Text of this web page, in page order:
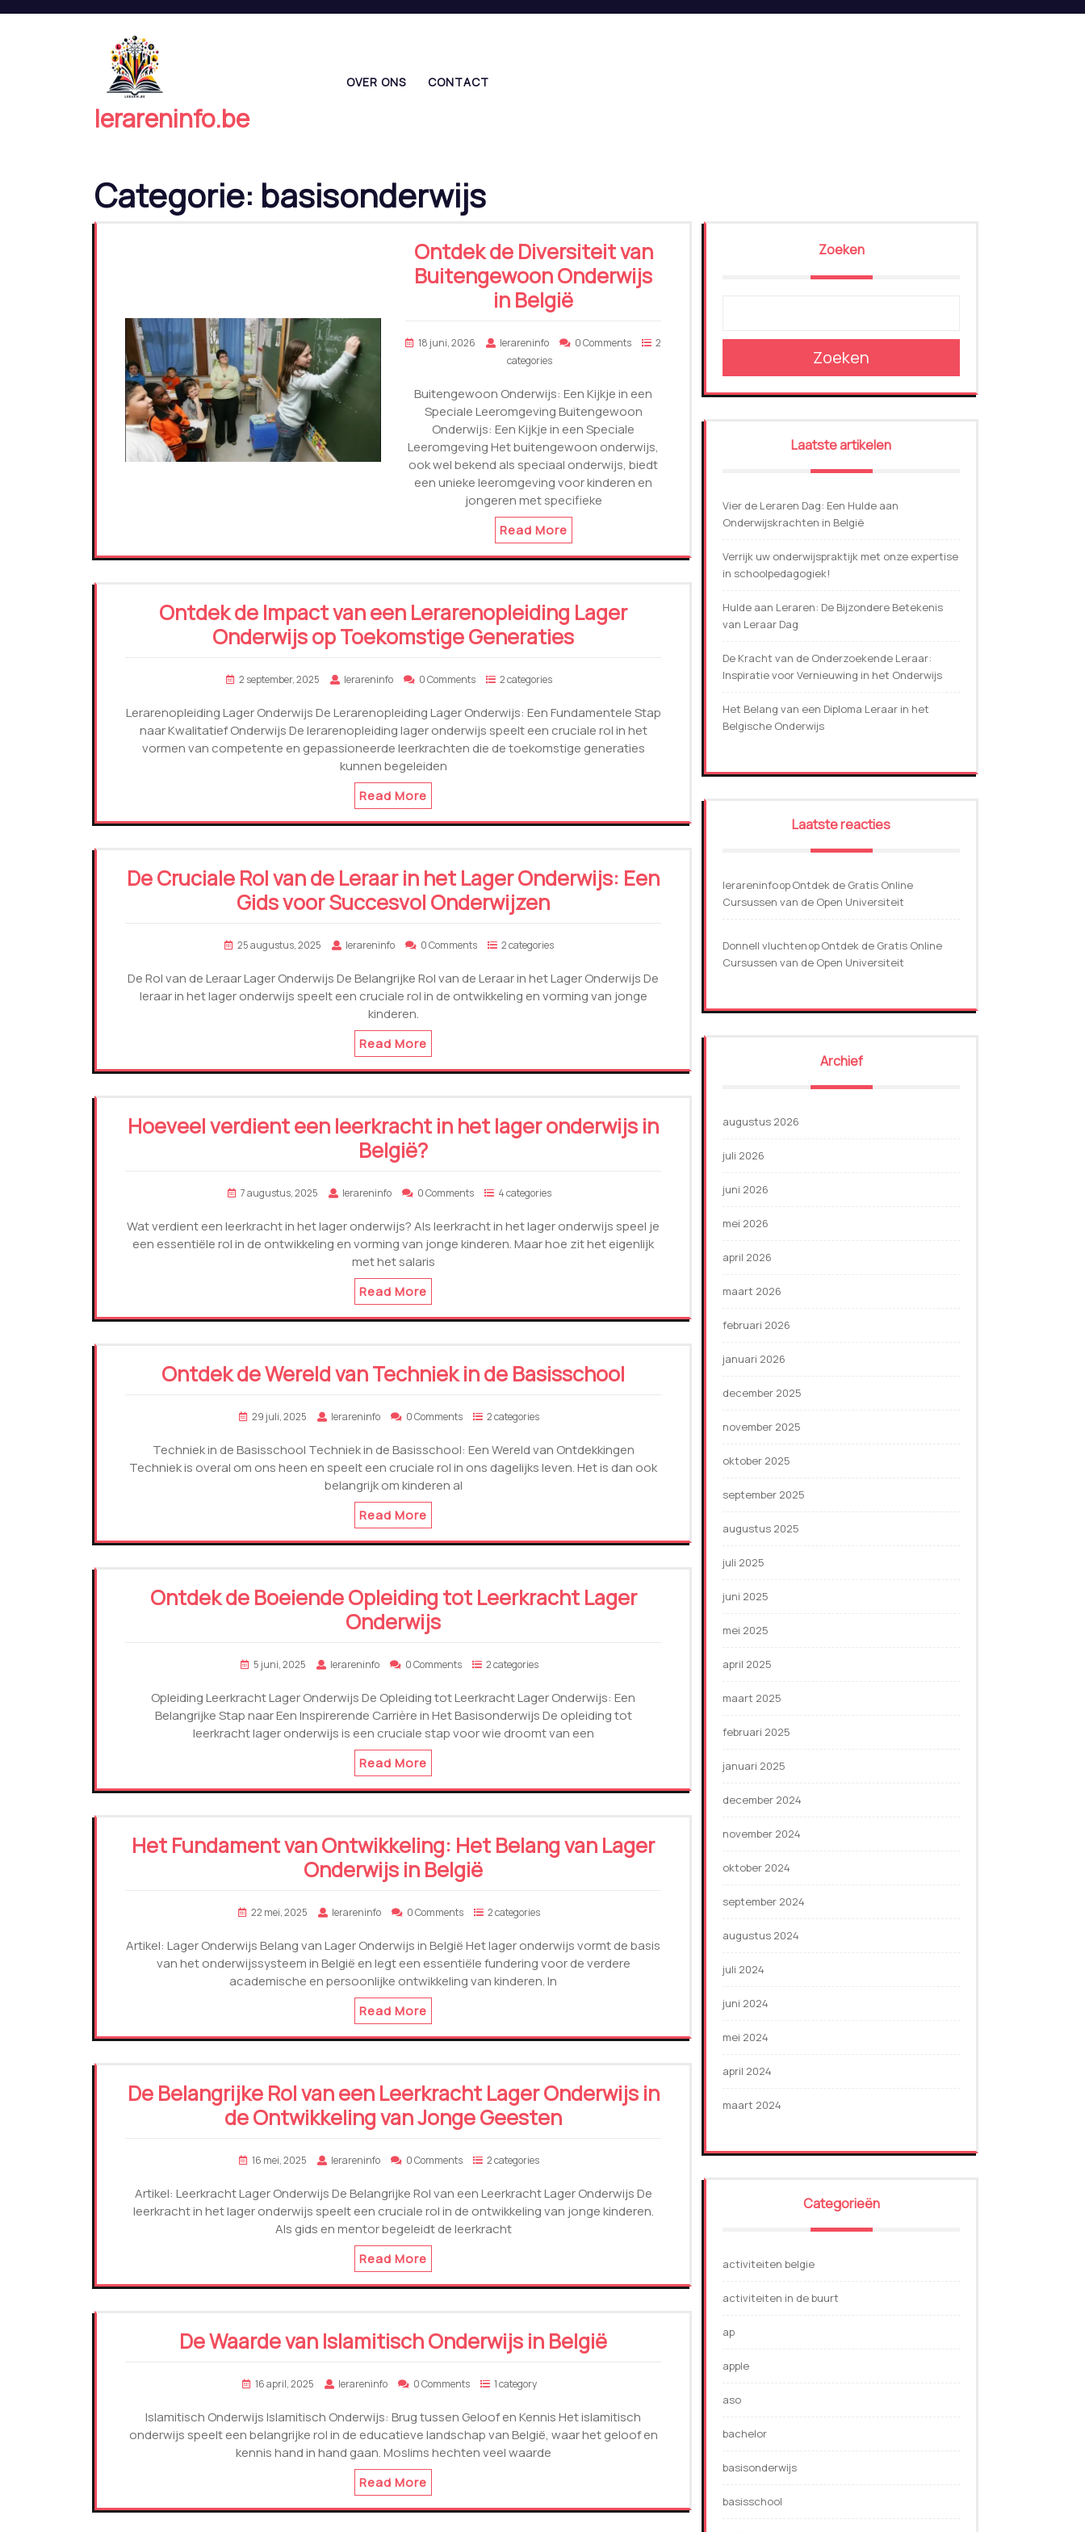
lerareninfo.be
OVER ONS CONTACT
Categorie: basisonderwijs
Ontdek de Diversiteit van
Buitengewoon Onderwijs
in België
18 juni, 2026 lerareninfo 0 Comments
2
categories
Buitengewoon Onderwijs: Een Kijkje in een
Speciale Leeromgeving Buitengewoon
Onderwijs: Een Kijkje in een Speciale
Leeromgeving Het buitengewoon onderwijs,
ook wel bekend als speciaal onderwijs, biedt
een unieke leeromgeving voor kinderen en
jongeren met specifieke
Read More
Ontdek de Impact van een Lerarenopleiding Lager
Onderwijs op Toekomstige Generaties
2 september, 2025 lerareninfo 0 Comments 2 categories
Lerarenopleiding Lager Onderwijs De Lerarenopleiding Lager Onderwijs: Een Fundamentele Stap
naar Kwalitatief Onderwijs De lerarenopleiding lager onderwijs speelt een cruciale rol in het
vormen van competente en gepassioneerde leerkrachten die de toekomstige generaties
kunnen begeleiden
Read More
De Cruciale Rol van de Leraar in het Lager Onderwijs: Een
Gids voor Succesvol Onderwijzen
25 augustus, 2025 lerareninfo 0 Comments 2 categories
De Rol van de Leraar Lager Onderwijs De Belangrijke Rol van de Leraar in het Lager Onderwijs De
leraar in het lager onderwijs speelt een cruciale rol in de ontwikkeling en vorming van jonge
kinderen.
Read More
Hoeveel verdient een leerkracht in het lager onderwijs in
België?
7 augustus, 2025 lerareninfo 0 Comments 4 categories
Wat verdient een leerkracht in het lager onderwijs? Als leerkracht in het lager onderwijs speel je
een essentiële rol in de ontwikkeling en vorming van jonge kinderen. Maar hoe zit het eigenlijk
met het salaris
Read More
Ontdek de Wereld van Techniek in de Basisschool
29 juli, 2025 lerareninfo 0 Comments 2 categories
Techniek in de Basisschool Techniek in de Basisschool: Een Wereld van Ontdekkingen
Techniek is overal om ons heen en speelt een cruciale rol in ons dagelijks leven. Het is dan ook
belangrijk om kinderen al
Read More
Ontdek de Boeiende Opleiding tot Leerkracht Lager
Onderwijs
5 juni, 2025 lerareninfo 0 Comments 2 categories
Opleiding Leerkracht Lager Onderwijs De Opleiding tot Leerkracht Lager Onderwijs: Een
Belangrijke Stap naar Een Inspirerende Carrière in Het Basisonderwijs De opleiding tot
leerkracht lager onderwijs is een cruciale stap voor wie droomt van een
Read More
Het Fundament van Ontwikkeling: Het Belang van Lager
Onderwijs in België
22 mei, 2025 lerareninfo 0 Comments 2 categories
Artikel: Lager Onderwijs Belang van Lager Onderwijs in België Het lager onderwijs vormt de basis
van het onderwijssysteem in België en legt een essentiële fundering voor de verdere
academische en persoonlijke ontwikkeling van kinderen. In
Read More
De Belangrijke Rol van een Leerkracht Lager Onderwijs in
de Ontwikkeling van Jonge Geesten
16 mei, 2025 lerareninfo 0 Comments 2 categories
Artikel: Leerkracht Lager Onderwijs De Belangrijke Rol van een Leerkracht Lager Onderwijs De
leerkracht in het lager onderwijs speelt een cruciale rol in de ontwikkeling van jonge kinderen.
Als gids en mentor begeleidt de leerkracht
Read More
De Waarde van Islamitisch Onderwijs in België
16 april, 2025 lerareninfo 0 Comments 1 category
Islamitisch Onderwijs Islamitisch Onderwijs: Brug tussen Geloof en Kennis Het islamitisch
onderwijs speelt een belangrijke rol in de educatieve landschap van België, waar het geloof en
kennis hand in hand gaan. Moslims hechten veel waarde
Read More
Zoeken
Zoeken
Laatste artikelen
Vier de Leraren Dag: Een Hulde aan
Onderwijskrachten in België
Verrijk uw onderwijspraktijk met onze expertise
in schoolpedagogiek!
Hulde aan Leraren: De Bijzondere Betekenis
van Leraar Dag
De Kracht van de Onderzoekende Leraar:
Inspiratie voor Vernieuwing in het Onderwijs
Het Belang van een Diploma Leraar in het
Belgische Onderwijs
Laatste reacties
lerareninfoopOntdek de Gratis Online
Cursussen van de Open Universiteit
Donnell vluchtenopOntdek de Gratis Online
Cursussen van de Open Universiteit
Archief
augustus 2026
juli 2026
juni 2026
mei 2026
april 2026
maart 2026
februari 2026
januari 2026
december 2025
november 2025
oktober 2025
september 2025
augustus 2025
juli 2025
juni 2025
mei 2025
april 2025
maart 2025
februari 2025
januari 2025
december 2024
november 2024
oktober 2024
september 2024
augustus 2024
juli 2024
juni 2024
mei 2024
april 2024
maart 2024
Categorieën
activiteiten belgie
activiteiten in de buurt
ap
apple
aso
bachelor
basisonderwijs
basisschool